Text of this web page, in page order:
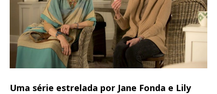
Uma série estrelada por Jane Fonda e Lily